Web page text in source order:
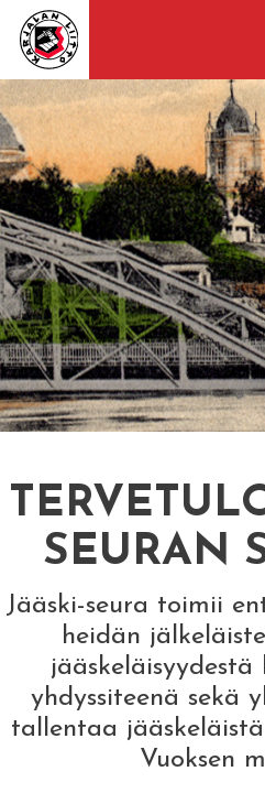
SEURAN
Jääski-seura toimii
heidän
jääskeläisyydestä
yhdyssiteenä sekä
tallentaa
Vuoksen